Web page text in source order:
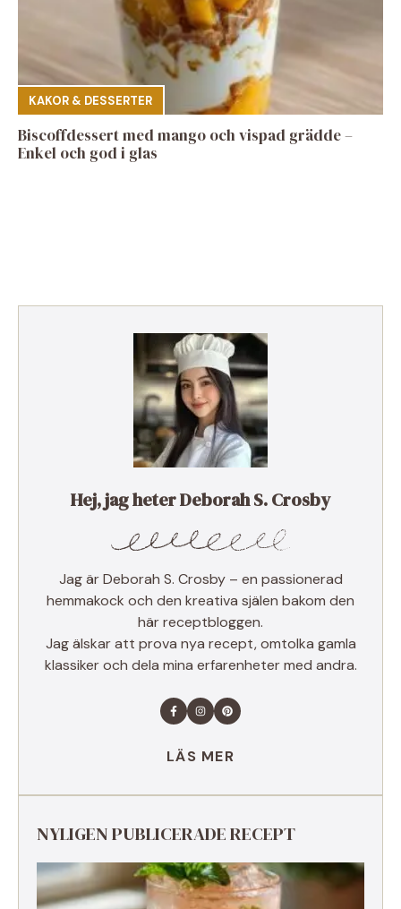
KAKOR & DESSERTER
Biscoffdessert med mango och vispad grädde –
Enkel och god i glas
Hej, jag heter Deborah S. Crosby
Jag är Deborah S. Crosby – en passionerad
hemmakock och den kreativa själen bakom den
här receptbloggen.
Jag älskar att prova nya recept, omtolka gamla
klassiker och dela mina erfarenheter med andra.
LÄS MER
NYLIGEN PUBLICERADE RECEPT